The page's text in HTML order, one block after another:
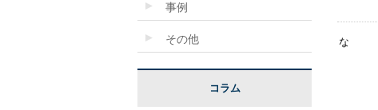
な
事例
その他
コラム